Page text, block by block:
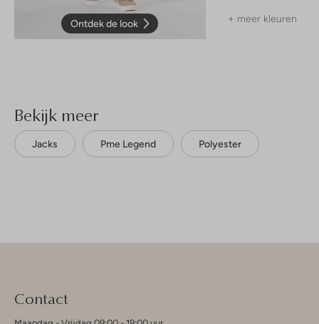
Ontdek de look + meer kleuren
Bekijk meer
Jacks Pme Legend Polyester
Contact